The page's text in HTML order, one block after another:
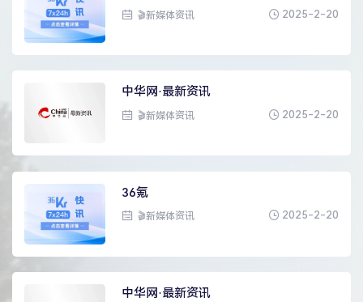
🎬新媒体资讯 2025-2-20
中华网·最新资讯
🎬新媒体资讯 2025-2-20
36氪
🎬新媒体资讯 2025-2-20
中华网·最新资讯